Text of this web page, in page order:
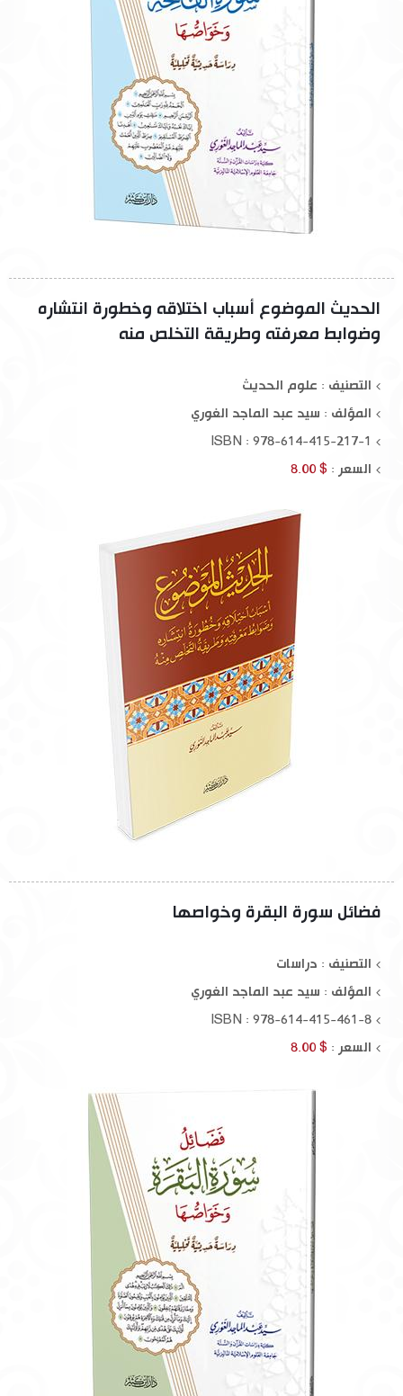
الحديث الموضوع أسباب اختلاقه وخطورة انتشاره
وضوابط معرفته وطريقة التخلص منه
التصنيف : علوم الحديث
المؤلف : سيد عبد الماجد الغوري
ISBN : 978-614-415-217-1
السعر : $ 8.00
فضائل سورة البقرة وخواصها
التصنيف : دراسات
المؤلف : سيد عبد الماجد الغوري
ISBN : 978-614-415-461-8
السعر : $ 8.00